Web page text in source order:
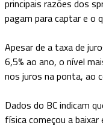
principais razões dos
pagam para captar e o
Apesar de a taxa de
6,5% ao ano, o nível
nos juros na ponta, ao
Dados do BC indicam
física começou a